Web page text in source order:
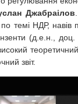
Джабраілов
темі НДР, навів
(д.е.н.,
звіт.